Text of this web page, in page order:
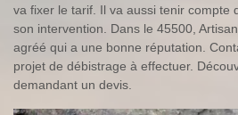
va fixer le tarif. Il va aussi tenir compte
son intervention. Dans le 45500,
agréé qui a une bonne réputation.
projet de débistrage à effectuer.
demandant un devis.